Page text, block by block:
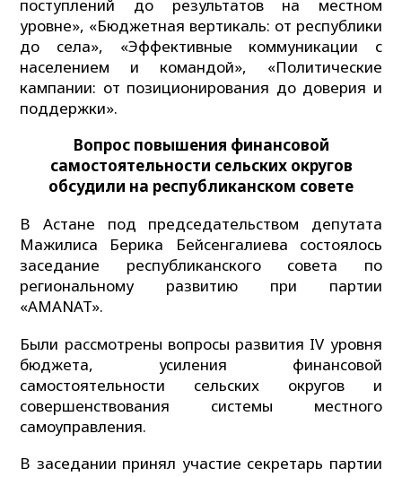
поступлений до результатов на местном
уровне», «Бюджетная вертикаль: от республики
до села», «Эффективные коммуникации с
населением и командой», «Политические
кампании: от позиционирования до доверия и
поддержки».
Вопрос повышения финансовой
самостоятельности сельских округов
обсудили на республиканском совете
В Астане под председательством депутата
Мажилиса Берика Бейсенгалиева состоялось
заседание республиканского совета по
региональному развитию при партии
«AMANAT».
Были рассмотрены вопросы развития IV уровня
бюджета, усиления финансовой
самостоятельности сельских округов и
совершенствования системы местного
самоуправления.
В заседании принял участие секретарь партии